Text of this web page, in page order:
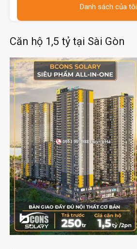
Danh sách của tôi
Căn hộ 1,5 tỷ tại Sài Gòn